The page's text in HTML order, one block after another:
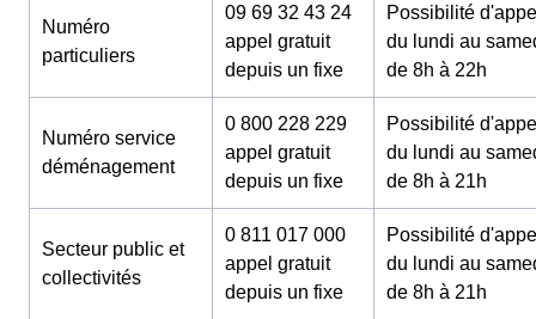
Numéro
particuliers
09 69 32 43 24
appel gratuit
depuis un fixe
Possibilité
du lundi au
de 8h à 22h
Numéro service
déménagement
0 800 228 229
appel gratuit
depuis un fixe
Possibilité
du lundi au
de 8h à 21h
Secteur public et
collectivités
0 811 017 000
appel gratuit
depuis un fixe
Possibilité
du lundi au
de 8h à 21h